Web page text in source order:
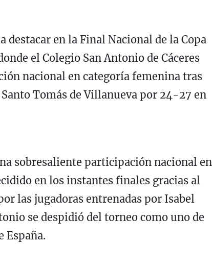
destacar en la Final Nacional de la Copa
el Colegio San Antonio de Cáceres
nacional en categoría femenina tras
Tomás de Villanueva por 24-27 en
sobresaliente participación nacional en
en los instantes finales gracias al
las jugadoras entrenadas por Isabel
se despidió del torneo como uno de
España.